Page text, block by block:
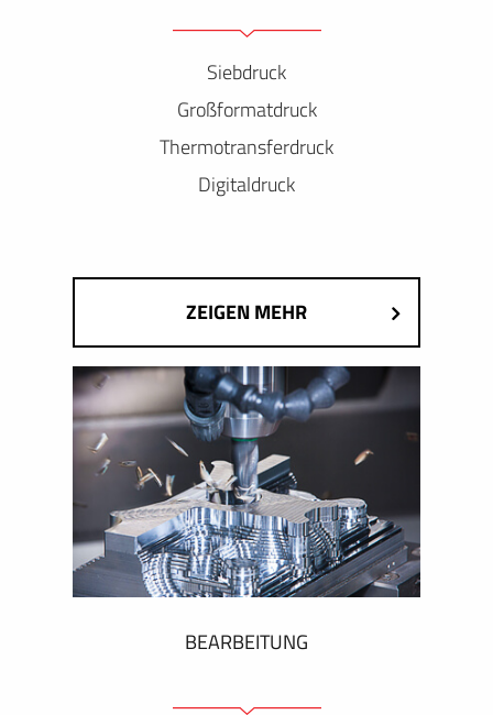
Siebdruck
Großformatdruck
Thermotransferdruck
Digitaldruck
ZEIGEN MEHR
BEARBEITUNG